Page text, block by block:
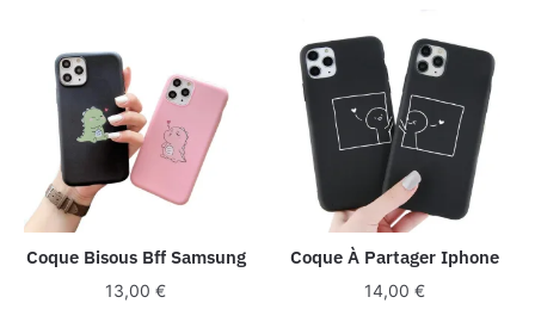
Coque Bisous Bff Samsung
13,00€
Coque À Partager Iphone
14,00€